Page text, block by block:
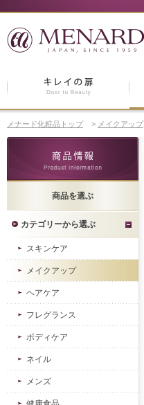
メナード化粧品トップ > メイクアップ
商品を選ぶ
カテゴリーから選ぶ
スキンケア
メイクアップ
ヘアケア
フレグランス
ボディケア
ネイル
メンズ